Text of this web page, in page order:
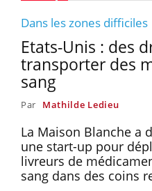
Dans les zones difficiles
Etats-Unis : des
transporter des
sang
Par Mathilde Ledieu
La Maison Blanche a
une start-up pour
livreurs de
sang dans des coins